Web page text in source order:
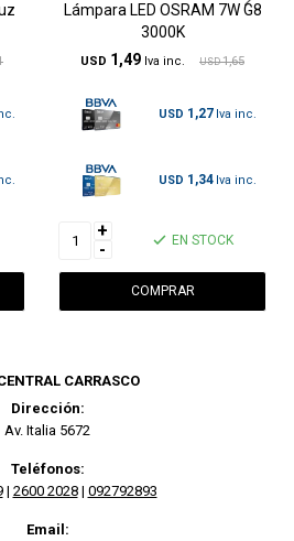
Lámpara LED OSRAM 7W G8
3000K
USD 1,49 USD 1,65
USD 1,27
USD 1,34
+
-
EN STOCK
CARRASCO
Dirección:
Av. Italia 5672
Teléfonos:
| 2600 2028| 092792893
Email: